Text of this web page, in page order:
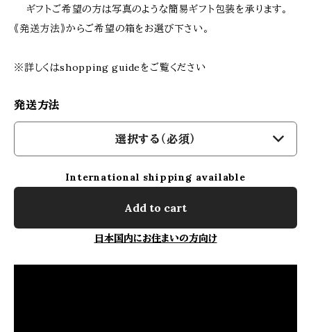
ギフトご希望の方は写真のような簡易ギフト包装を承ります。
《発送方法》からご希望の箱をお選び下さい。
※詳しくはshopping guideをご覧ください
発送方法
選択する（必須）
International shipping available
Add to cart
日本国内にお住まいの方向け